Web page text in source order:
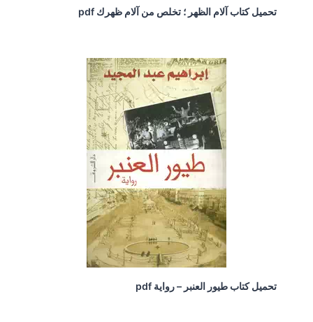
تحميل كتاب آلام الظهر ؛ تخلص من آلام ظهرك pdf
تحميل كتاب طيور العنبر – رواية pdf